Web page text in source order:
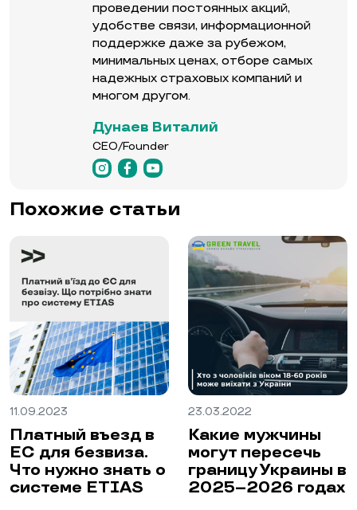
проведении постоянных акций,
удобстве связи, информационной
поддержке даже за рубежом,
минимальных ценах, отборе самых
надежных страховых компаний и
многом другом.
Дунаев Виталий
CEO/Founder
Похожие статьи
11.09.2023
Платный въезд в
ЕС для безвиза.
Что нужно знать о
системе ETIAS
23.03.2022
Какие мужчины
могут пересечь
границу Украины в
2025–2026 годах